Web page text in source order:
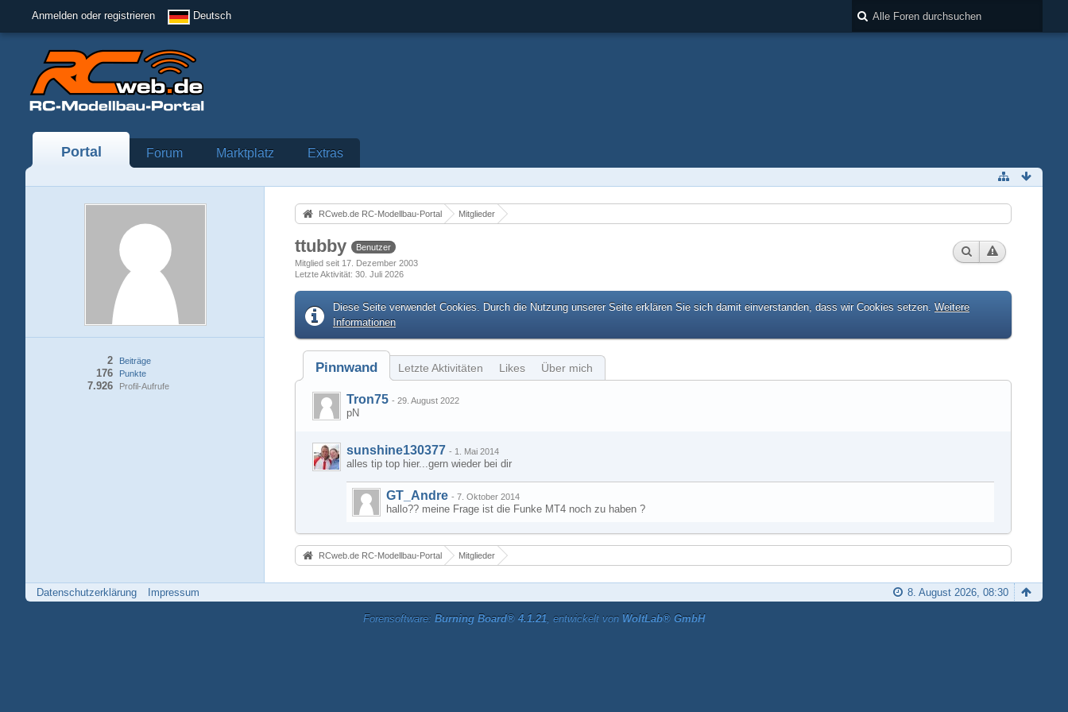
Anmelden oder registrieren Deutsch
Portal Forum Marktplatz Extras
Beiträge
2
Punkte
176
Profil-Aufrufe
7.926
RCweb.de RC-Modellbau-Portal Mitglieder
ttubby
Benutzer
Mitglied seit 17. Dezember 2003
Letzte Aktivität 30. Juli 2026
Diese Seite verwendet Cookies. Durch die Nutzung unserer Seite erklären Sie sich damit einverstanden, dass wir Cookies setzen. Weitere
Informationen
Pinnwand Letzte Aktivitäten Likes Über mich
Tron75 - 29. August 2022
pN
sunshine130377 - 1. Mai 2014
alles tip top hier...gern wieder bei dir
GT_Andre - 7. Oktober 2014
hallo?? meine Frage ist die Funke MT4 noch zu haben ?
RCweb.de RC-Modellbau-Portal Mitglieder
Datenschutzerklärung Impressum 8. August 2026, 08:30
Forensoftware: Burning Board® 4.1.21, entwickelt von WoltLab® GmbH